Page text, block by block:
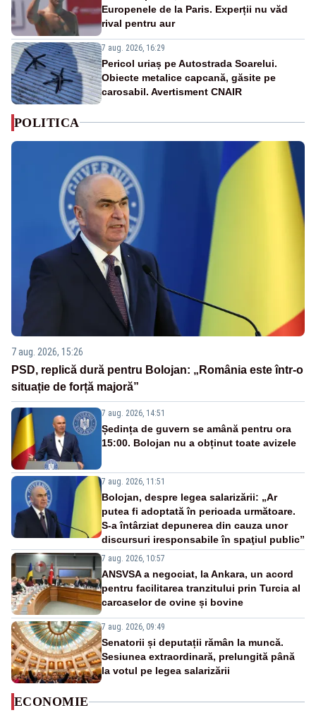
Europenele de la Paris. Experții nu văd
rival pentru aur
7 aug. 2026, 16:29
Pericol uriaș pe Autostrada Soarelui.
Obiecte metalice capcană, găsite pe
carosabil. Avertisment CNAIR
POLITICA
7 aug. 2026, 15:26
PSD, replică dură pentru Bolojan: „România este într-o
situație de forță majoră”
7 aug. 2026, 14:51
Ședința de guvern se amână pentru ora
15:00. Bolojan nu a obținut toate avizele
7 aug. 2026, 11:51
Bolojan, despre legea salarizării: „Ar
putea fi adoptată în perioada următoare.
S-a întârziat depunerea din cauza unor
discursuri iresponsabile în spaţiul public”
7 aug. 2026, 10:57
ANSVSA a negociat, la Ankara, un acord
pentru facilitarea tranzitului prin Turcia al
carcaselor de ovine și bovine
7 aug. 2026, 09:49
Senatorii și deputații rămân la muncă.
Sesiunea extraordinară, prelungită până
la votul pe legea salarizării
ECONOMIE